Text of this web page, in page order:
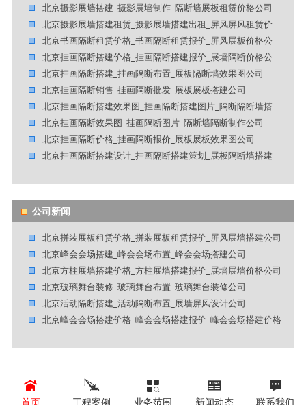
北京摄影展墙搭建_摄影展墙制作_隔断墙展板租赁价格公司
北京摄影展墙搭建租赁_摄影展墙搭建出租_屏风屏风租赁价
北京书画隔断租赁价格_书画隔断租赁报价_屏风展板价格公
北京挂画隔断搭建价格_挂画隔断搭建报价_展墙隔断价格公
北京挂画隔断搭建_挂画隔断布置_展板隔断墙效果图公司
北京挂画隔断销售_挂画隔断批发_展板展板搭建公司
北京挂画隔断搭建效果图_挂画隔断搭建图片_隔断隔断墙搭
北京挂画隔断效果图_挂画隔断图片_隔断墙隔断制作公司
北京挂画隔断价格_挂画隔断报价_展板展板效果图公司
北京挂画隔断搭建设计_挂画隔断搭建策划_展板隔断墙搭建
公司新闻
北京拼装展板租赁价格_拼装展板租赁报价_屏风展墙搭建公司
北京峰会会场搭建_峰会会场布置_峰会会场搭建公司
北京方柱展墙搭建价格_方柱展墙搭建报价_展墙展墙价格公司
北京玻璃舞台装修_玻璃舞台布置_玻璃舞台装修公司
北京活动隔断搭建_活动隔断布置_展墙屏风设计公司
北京峰会会场搭建价格_峰会会场搭建报价_峰会会场搭建价格
首页 工程案例 业务范围 新闻动态 联系我们